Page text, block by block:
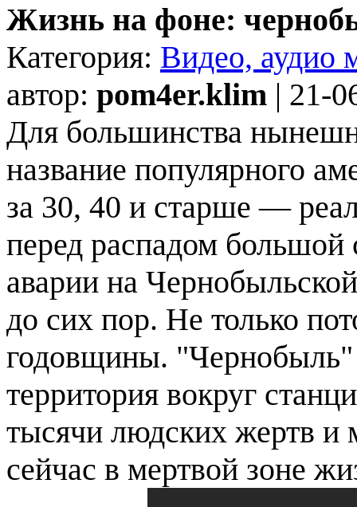
Жизнь на фоне:
Категория: Видео, аудио
автор: pom4er.klim | 21-
Для большинства
название популярного
за 30, 40 и старше —
перед распадом большой
аварии на
до сих пор. Не только
годовщины. "Чернобыль"
территория вокруг
тысячи людских жертв и
сейчас в мертвой зоне